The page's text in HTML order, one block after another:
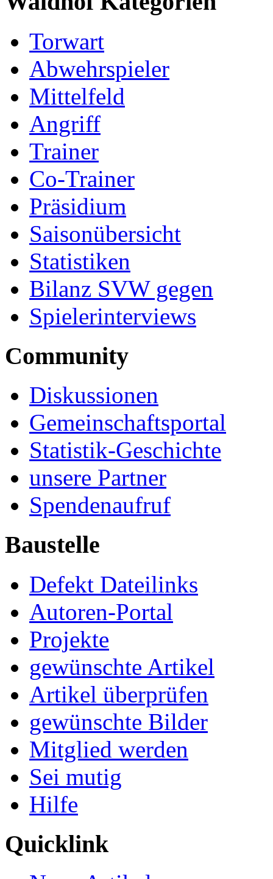
Torwart
Abwehrspieler
Mittelfeld
Angriff
Trainer
Co-Trainer
Präsidium
Saisonübersicht
Statistiken
Bilanz SVW gegen
Spielerinterviews
Community
Diskussionen
Gemeinschaftsportal
Statistik-Geschichte
unsere Partner
Spendenaufruf
Baustelle
Defekt Dateilinks
Autoren-Portal
Projekte
gewünschte Artikel
Artikel überprüfen
gewünschte Bilder
Mitglied werden
Sei mutig
Hilfe
Quicklink